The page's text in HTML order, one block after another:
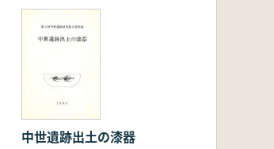
中世遺跡出土の漆器